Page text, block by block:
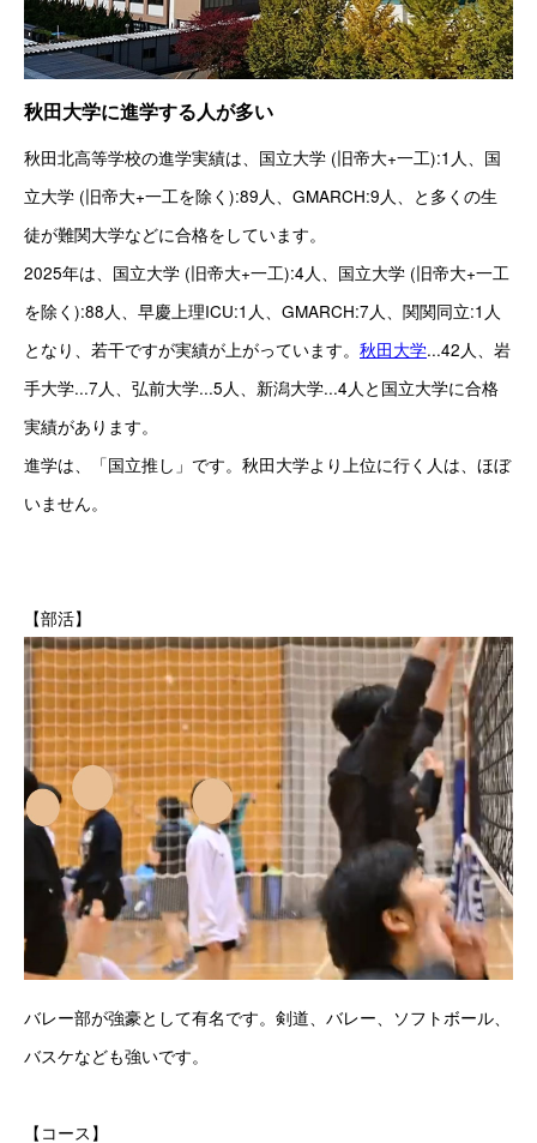
秋田大学に進学する人が多い
秋田北高等学校の進学実績は、国立大学 (旧帝大+一工):1人、国
立大学 (旧帝大+一工を除く):89人、GMARCH:9人、と多くの生
徒が難関大学などに合格をしています。
2025年は、国立大学 (旧帝大+一工):4人、国立大学 (旧帝大+一工
を除く):88人、早慶上理ICU:1人、GMARCH:7人、関関同立:1人
となり、若干ですが実績が上がっています。 秋田大学...42人、岩
手大学...7人、弘前大学...5人、新潟大学...4人と国立大学に合格
実績があります。
進学は、「国立推し」です。秋田大学より上位に行く人は、ほぼ
いません。
【部活】
バレー部が強豪として有名です。剣道、バレー、ソフトボール、
バスケなども強いです。
【コース】